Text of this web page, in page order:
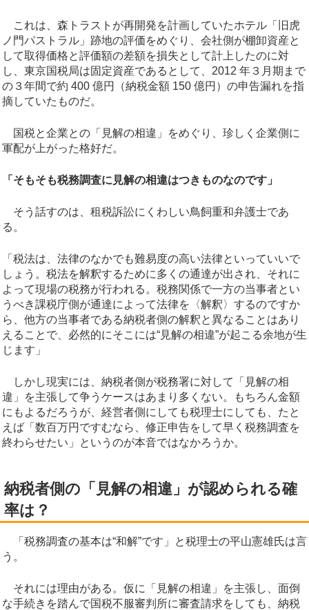
これは、森トラストが再開発を計画していたホテル「旧虎
ノ門パストラル」跡地の評価をめぐり、会社側が棚卸資産と
して取得価格と評価額の差額を損失として計上したのに対
し、東京国税局は固定資産であるとして、2012 年３月期まで
の３年間で約 400 億円（納税金額 150 億円）の申告漏れを指
摘していたものだ。
国税と企業との「見解の相違」をめぐり、珍しく企業側に
軍配が上がった格好だ。
「そもそも税務調査に見解の相違はつきものなのです」
そう話すのは、租税訴訟にくわしい鳥飼重和弁護士であ
る。
「税法は、法律のなかでも難易度の高い法律といっていいで
しょう。税法を解釈するために多くの通達が出され、それに
よって現場の税務が行われる。税務関係で一方の当事者とい
うべき課税庁側が通達によって法律を〈解釈〉するのですか
ら、他方の当事者である納税者側の解釈と異なることはあり
えることで、必然的にそこには“見解の相違”が起こる余地が生
じます」
しかし現実には、納税者側が税務署に対して「見解の相
違」を主張して争うケースはあまり多くない。もちろん金額
にもよるだろうが、経営者側にしても税理士にしても、たと
えば「数百万円ですむなら、修正申告をして早く税務調査を
終わらせたい」というのが本音ではなかろうか。
納税者側の「見解の相違」が認められる確
率は？
「税務調査の基本は“和解”です」と税理士の平山憲雄氏は言
う。
それには理由がある。仮に「見解の相違」を主張し、面倒
な手続きを踏んで国税不服審判所に審査請求をしても、納税